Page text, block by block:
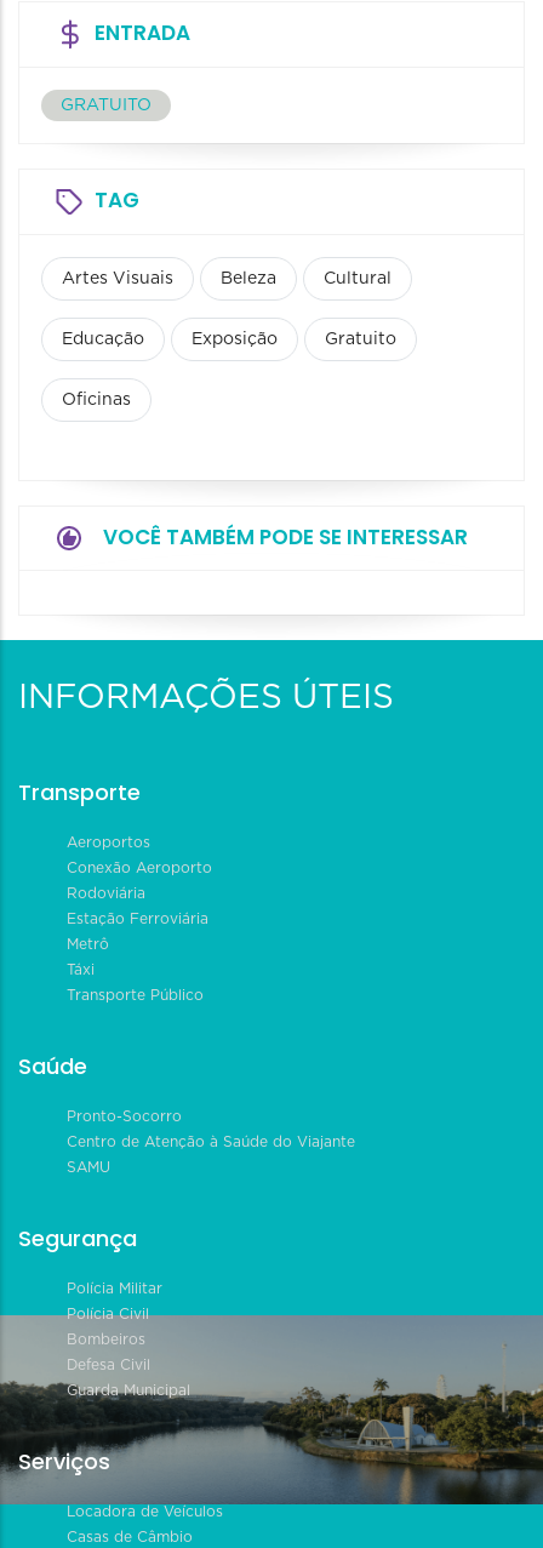
ENTRADA
GRATUITO
TAG
Artes Visuais Beleza Cultural
Educação Exposição Gratuito
Oficinas
VOCÊ TAMBÉM PODE SE INTERESSAR
INFORMAÇÕES ÚTEIS
Transporte
Aeroportos
Conexão Aeroporto
Rodoviária
Estação Ferroviária
Metrô
Táxi
Transporte Público
Saúde
Pronto-Socorro
Centro de Atenção à Saúde do Viajante
SAMU
Segurança
Polícia Militar
Polícia Civil
Bombeiros
Defesa Civil
Guarda Municipal
Serviços
Locadora de Veículos
Casas de Câmbio